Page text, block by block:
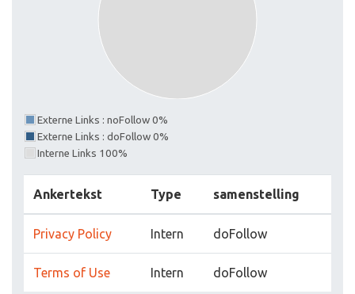
Externe Links : noFollow 0%
Externe Links : doFollow 0%
Interne Links 100%
Ankertekst Type samenstelling
Privacy Policy Intern doFollow
Terms of Use Intern doFollow